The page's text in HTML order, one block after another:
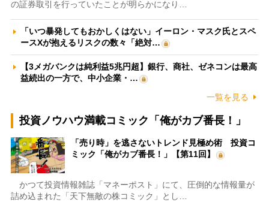
の証券取引を行っていたことが明らかになり…
「いつ暴発してもおかしくはない」イーロン・マスク氏とスペ
ースXが抱えるリスクの数々「絶対…
【3メガバンクは純利益5兆円超】銀行、商社、ゼネコンは最高
益続出の一方で、中小企業・…
一覧を見る
投資ノウハウ満載コミック「俺がカブ番長！」
「売り時」を逃さないトレンド見極め術 投資コ
ミック「俺がカブ番長！」【第11回】
かつて投資情報雑誌「マネーポスト」にて、圧倒的な情報量が
詰め込まれた「天下無敵の株コミック」とし…